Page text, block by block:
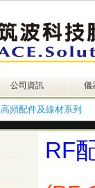
公司資訊 儀
高頻配件及線材系列
RF